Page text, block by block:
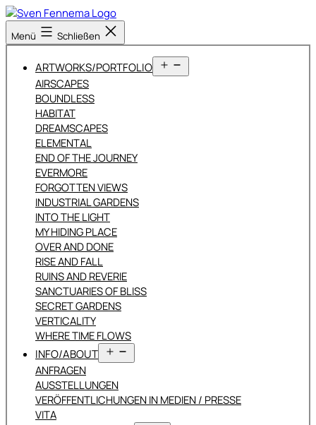
Zum
Inhalt
springen
Sven
Fennema
Menü Schließen
ARTWORKS/PORTFOLIO
öffnen
AIRSCAPES
BOUNDLESS
HABITAT
DREAMSCAPES
ELEMENTAL
END OF THE JOURNEY
EVERMORE
FORGOTTEN VIEWS
INDUSTRIAL GARDENS
INTO THE LIGHT
MY HIDING PLACE
OVER AND DONE
RISE AND FALL
RUINS AND REVERIE
SANCTUARIES OF BLISS
SECRET GARDENS
VERTICALITY
WHERE TIME FLOWS
INFO/ABOUT
öffnen
ANFRAGEN
AUSSTELLUNGEN
VERÖFFENTLICHUNGEN IN MEDIEN / PRESSE
VITA